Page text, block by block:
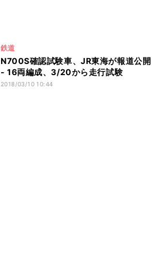
鉄道
N700S確認試験車、JR東海が報道公開
- 16両編成、3/20から走行試験
2018/03/10 10:44